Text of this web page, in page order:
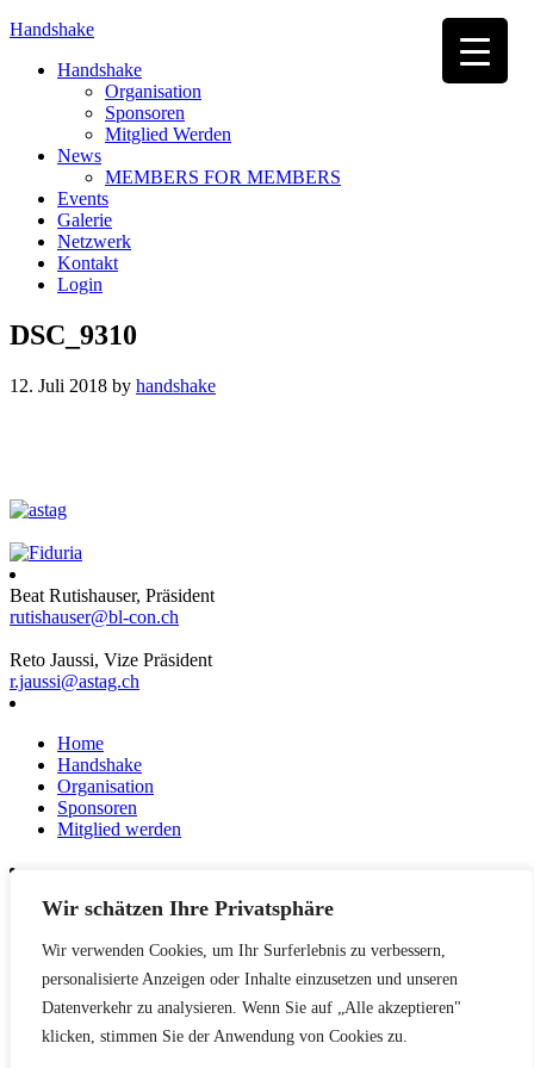
Wir schätzen Ihre Privatsphäre
Wir verwenden Cookies, um Ihr Surferlebnis zu verbessern,
personalisierte Anzeigen oder Inhalte einzusetzen und unseren
Datenverkehr zu analysieren. Wenn Sie auf „Alle akzeptieren"
klicken, stimmen Sie der Anwendung von Cookies zu.
Handshake
Handshake
Organisation
Sponsoren
Mitglied Werden
News
MEMBERS FOR MEMBERS
Events
Galerie
Netzwerk
Kontakt
Login
DSC_9310
12. Juli 2018 by handshake
Beat Rutishauser, Präsident
rutishauser@bl-con.ch
Reto Jaussi, Vize Präsident
r.jaussi@astag.ch
Home
Handshake
Organisation
Sponsoren
Mitglied werden
News
Netzwerk
Kontakt